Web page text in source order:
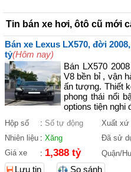
Tin bán xe hơi, ôtô cũ mới
Bán xe Lexus LX570, đời
tỷ(Hôm nay)
Bán LX570
V8 bền bỉ , vận
ấn tượng. Thiết
phong thái nổi
options tiện nghi
Hộp số : Số tự động Xuất xứ
Nhiên liệu : Xăng Đã sử
Giá xe
: 1,388 tỷ Quận/
Lưu tin
So sánh